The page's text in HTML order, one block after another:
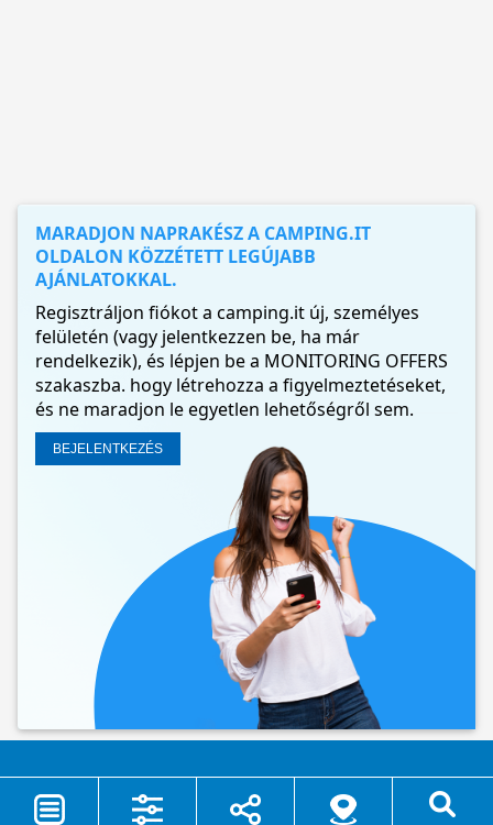
MARADJON NAPRAKÉSZ A CAMPING.IT
OLDALON KÖZZÉTETT LEGÚJABB
AJÁNLATOKKAL.
Regisztráljon fiókot a camping.it új, személyes
felületén (vagy jelentkezzen be, ha már
rendelkezik), és lépjen be a MONITORING OFFERS
szakaszba. hogy létrehozza a figyelmeztetéseket,
és ne maradjon le egyetlen lehetőségről sem.
BEJELENTKEZÉS